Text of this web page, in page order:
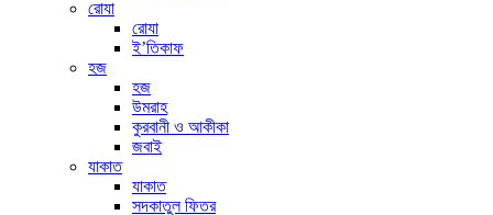
রোযা
রোযা
ই’তিকাফ
হজ
হজ
উমরাহ
কুরবানী ও আকীকা
জবাই
যাকাত
যাকাত
সদকাতুল ফিতর